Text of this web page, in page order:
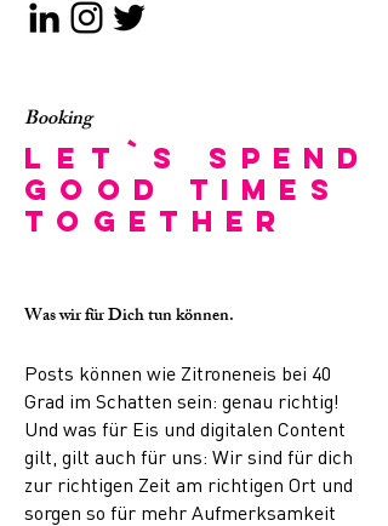
Booking
Let`s
spend
good times
together
Was wir für Dich tun können.
Posts können wie Zitroneneis bei 40
Grad im Schatten sein: genau richtig!
Und was für Eis und digitalen Content
gilt, gilt auch für uns: Wir sind für dich
zur richtigen Zeit am richtigen Ort und
sorgen so für mehr Aufmerksamkeit